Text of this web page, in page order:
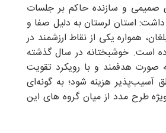
صمیمی و سازنده حاکم بر جلسات
داشت: استان لرستان به دلیل صفا و
همواره یکی از نقاط ارزشمند در
است. خوشبختانه در سال گذشته
هدفمند و با رویکرد تقویت
آسیب‌پذیر هزینه شود؛ به گونه‌ای
طرح‌ مدد از میان گروه های این